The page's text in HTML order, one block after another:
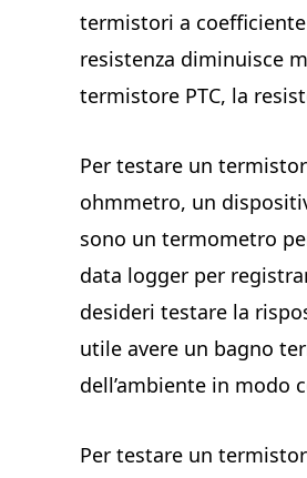
termistori a
resistenza diminuisce
termistore PTC, la
Per testare un
ohmmetro, un
sono un termometro
data logger per
desideri testare la
utile avere un bagno
dell’ambiente in modo
Per testare un